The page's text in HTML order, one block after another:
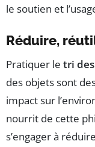
le soutien et
Réduire,
Pratiquer le tri
des objets sont
impact sur
nourrit de cette
s’engager à